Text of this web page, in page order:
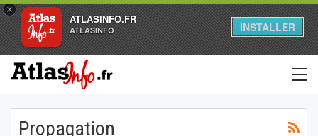
×
ATLASINFO.FR
ATLASINFO INSTALLER
Propagation